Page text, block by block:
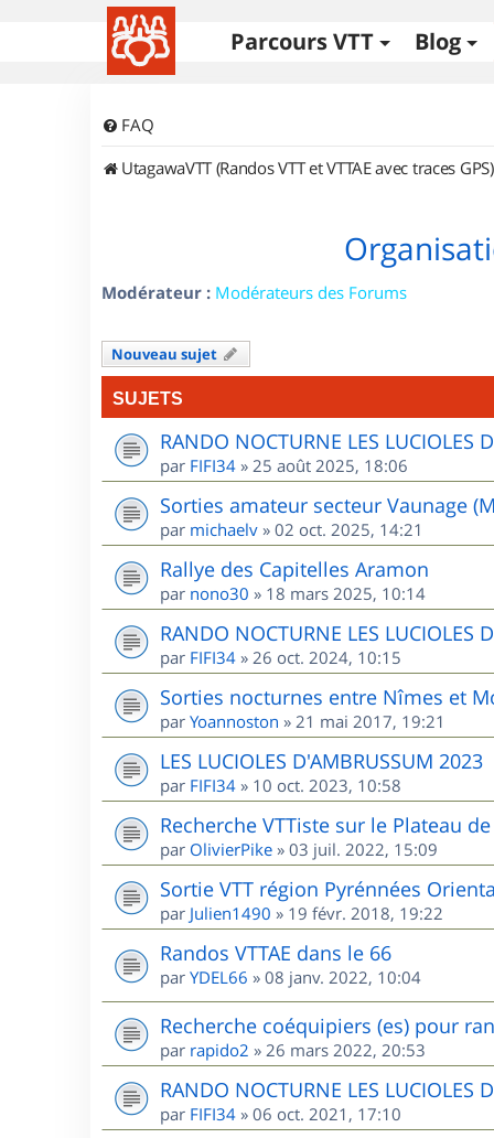
Parcours VTT Blog
FAQ
UtagawaVTT (Randos VTT et VTTAE avec traces GPS)
Modérateur : Modérateurs des Forums
Nouveau sujet
SUJETS
RANDO NOCTURNE LES LUCIOLES
par FIFI34 » 25 août 2025, 18:06
Sorties amateur secteur Vaunage
par michaelv » 02 oct. 2025, 14:21
Rallye des Capitelles Aramon
par nono30 » 18 mars 2025, 10:14
RANDO NOCTURNE LES LUCIOLES
par FIFI34 » 26 oct. 2024, 10:15
Sorties nocturnes entre Nîmes et
par Yoannoston » 21 mai 2017, 19:21
LES LUCIOLES D'AMBRUSSUM 2023
par FIFI34 » 10 oct. 2023, 10:58
Recherche VTTiste sur le Plateau
par OlivierPike » 03 juil. 2022, 15:09
Sortie VTT région Pyrénnées
par Julien1490 » 19 févr. 2018, 19:22
Randos VTTAE dans le 66
par YDEL66 » 08 janv. 2022, 10:04
Recherche coéquipiers (es) pour
par rapido2 » 26 mars 2022, 20:53
RANDO NOCTURNE LES LUCIOLES
par FIFI34 » 06 oct. 2021, 17:10